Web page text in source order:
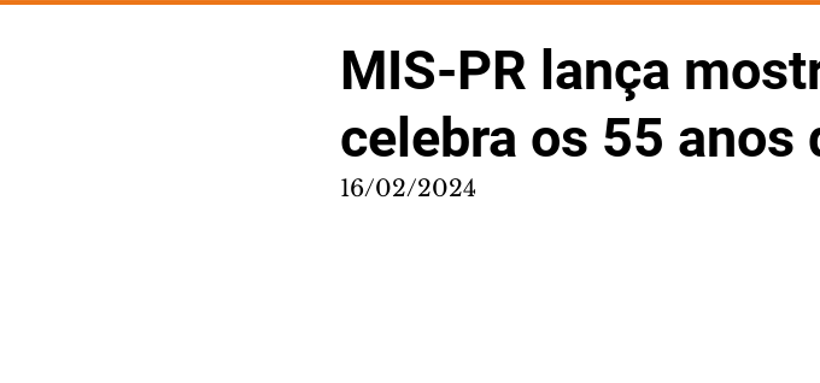
MIS-PR lança
celebra os 55
16/02/2024